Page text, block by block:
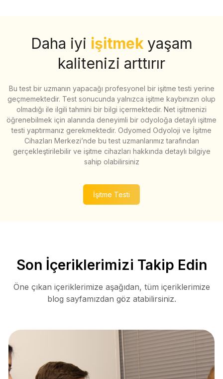
Daha iyi işitmek yaşam
kalitenizi arttırır
Bu test bir uzmanın yapacağı profesyonel bir işitme testi yerine
geçmemektedir. Test sonucunda yalnızca işitme kaybınızın olup
olmadığı ile ilgili tahmini bir bilgi içermektedir. Net işitmenizi
öğrenebilmek için alanında deneyimli bir odyoloğa detaylı işitme
testi yaptırmanız gerekmektedir. Odyomed Odyoloji ve İşitme
Cihazları Merkezi’nde bu test uzmanlarımız tarafından
gerçekleştirilebilir ve işitme cihazları hakkında detaylı bilgiye
sahip olabilirsiniz
İşitme Testi
Son İçeriklerimizi Takip Edin
Öne çıkan içeriklerimize aşağıdan, tüm içeriklerimize
blog sayfamızdan göz atabilirsiniz.